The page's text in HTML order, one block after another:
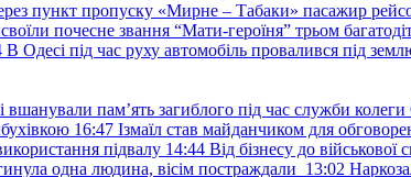
пункт пропуску «Мирне – Табаки» пасажир
почесне звання “Мати-героїня” трьом
В Одесі під час руху автомобіль провалився під
вшанували пам’ять загиблого під час служби
16:47 Ізмаїл став майданчиком для
підвалу 14:44 Від бізнесу до
одна людина, вісім постраждали 13:02